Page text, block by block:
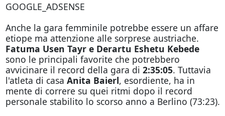
GOOGLE_ADSENSE
Anche la gara femminile potrebbe essere un affare
etiope ma attenzione alle sorprese austriache.
Fatuma Usen Tayr e Derartu Eshetu Kebede
sono le principali favorite che potrebbero
avvicinare il record della gara di 2:35:05. Tuttavia
l'atleta di casa Anita Baierl, esordiente, ha in
mente di correre su quei ritmi dopo il record
personale stabilito lo scorso anno a Berlino (73:23).